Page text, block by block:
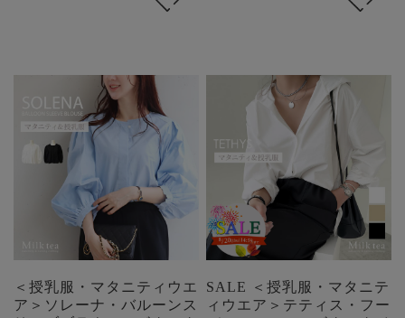
＜授乳服・マタニティウエ
ア＞ソレーナ・バルーンス
SALE ＜授乳服・マタニテ
ィウエア＞テティス・フー